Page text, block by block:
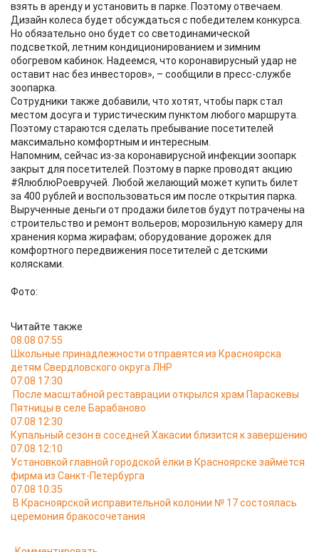
взять в аренду и установить в парке. Поэтому отвечаем.
Дизайн колеса будет обсуждаться с победителем конкурса.
Но обязательно оно будет со светодинамической
подсветкой, летним кондиционированием и зимним
обогревом кабинок. Надеемся, что коронавирусный удар не
оставит нас без инвесторов», – сообщили в пресс-службе
зоопарка.
Сотрудники также добавили, что хотят, чтобы парк стал
местом досуга и туристическим пунктом любого маршрута.
Поэтому стараются сделать пребывание посетителей
максимально комфортным и интересным.
Напомним, сейчас из-за коронавирусной инфекции зоопарк
закрыт для посетителей. Поэтому в парке проводят акцию
#ЯлюблюРоевручей. Любой желающий может купить билет
за 400 рублей и воспользоваться им после открытия парка.
Вырученные деньги от продажи билетов будут потрачены на
строительство и ремонт вольеров; морозильную камеру для
хранения корма жирафам; оборудование дорожек для
комфортного передвижения посетителей с детскими
колясками.
Фото:
Читайте также
08.08 07:55
Школьные принадлежности отправятся из Красноярска
детям Свердловского округа ЛНР
07.08 17:30
После масштабной реставрации открылся храм Параскевы
Пятницы в селе Барабаново
07.08 12:30
Купальный сезон в соседней Хакасии близится к завершению
07.08 12:10
Установкой главной городской ёлки в Красноярске займётся
фирма из Санкт-Петербурга
07.08 10:35
В Красноярской исправительной колонии № 17 состоялась
церемония бракосочетания